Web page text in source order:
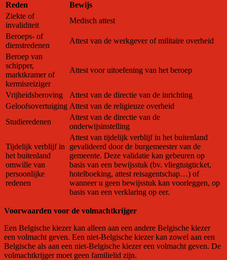
Reden
Bewijs
Ziekte of
invaliditeit
Medisch attest
Beroeps- of
dienstredenen
Attest van de werkgever of militaire overheid
Beroep van
schipper,
marktkramer of
kermisreiziger
Attest voor uitoefening van het beroep
Vrijheidsberoving
Attest van de directie van de inrichting
Geloofsovertuiging Attest van de religieuze overheid
Studieredenen
Attest van de directie van de
onderwijsinstelling
Tijdelijk verblijf in
het buitenland
omwille van
persoonlijke
redenen
Attest van tijdelijk verblijf in het buitenland
gevalideerd door de burgemeester van de
gemeente. Deze validatie kan gebeuren op
basis van een bewijsstuk (bv. vliegtuigticket,
hotelboeking, attest reisagentschap…) of
wanneer u geen bewijsstuk kan voorleggen, op
basis van een verklaring op eer.
Voorwaarden voor de volmachtkrijger
Een Belgische kiezer kan alleen aan een andere Belgische kiezer
een volmacht geven. Een niet-Belgische kiezer kan zowel aan een
Belgische als aan een niet-Belgische kiezer een volmacht geven. De
volmachtkrijger moet geen familielid zijn.